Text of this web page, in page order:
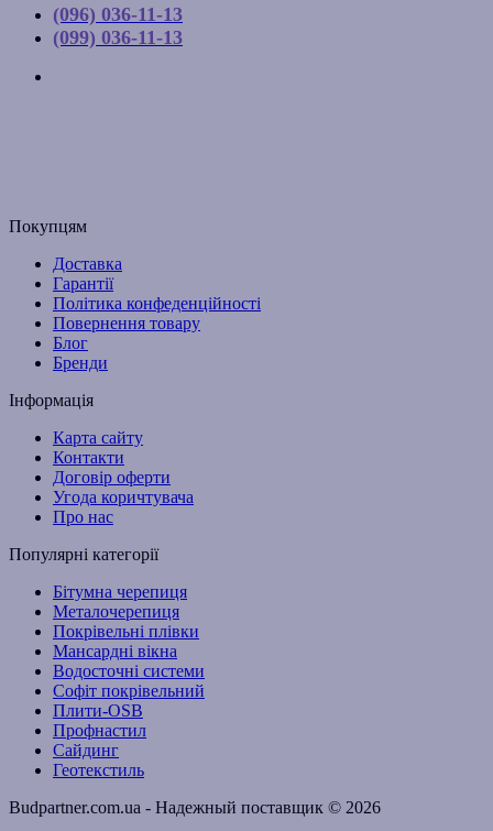
(096) 036-11-13
(099) 036-11-13
Покупцям
Доставка
Гарантії
Політика конфеденційності
Повернення товару
Блог
Бренди
Інформація
Карта сайту
Контакти
Договір оферти
Угода коричтувача
Про нас
Популярні категорії
Бітумна черепиця
Металочерепиця
Покрівельні плівки
Мансардні вікна
Водосточні системи
Софіт покрівельний
Плити-OSB
Профнастил
Сайдинг
Геотекстиль
Budpartner.com.ua - Надежный поставщик © 2026